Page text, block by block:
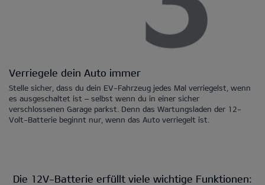
Verriegele dein Auto immer
Stelle sicher, dass du dein EV-Fahrzeug jedes Mal verriegelst, wenn
es ausgeschaltet ist – selbst wenn du in einer sicher
verschlossenen Garage parkst. Denn das Wartungsladen der 12-
Volt-Batterie beginnt nur, wenn das Auto verriegelt ist.
Die 12V-Batterie erfüllt viele wichtige Funktionen: